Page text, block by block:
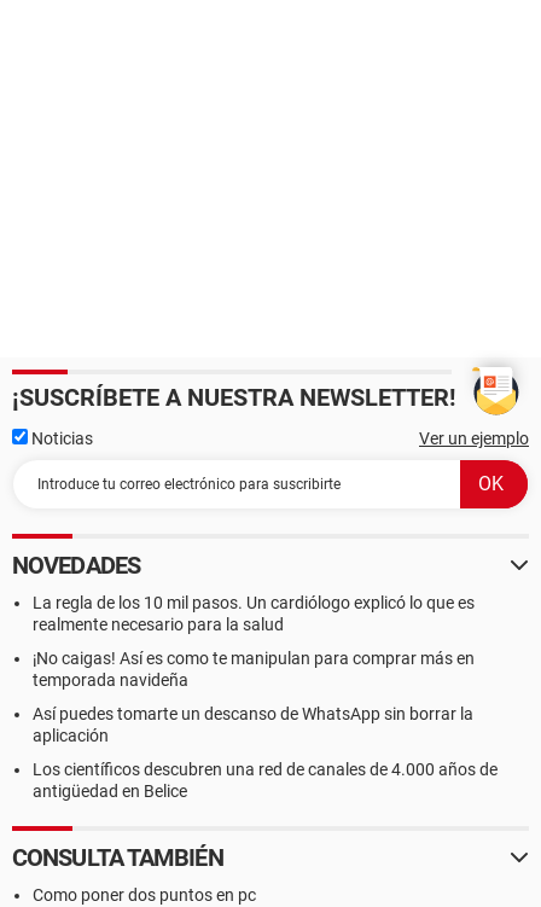
¡SUSCRÍBETE A NUESTRA NEWSLETTER!
Noticias Ver un ejemplo
NOVEDADES
La regla de los 10 mil pasos. Un cardiólogo explicó lo que es
realmente necesario para la salud
¡No caigas! Así es como te manipulan para comprar más en
temporada navideña
Así puedes tomarte un descanso de WhatsApp sin borrar la
aplicación
Los científicos descubren una red de canales de 4.000 años de
antigüedad en Belice
CONSULTA TAMBIÉN
Como poner dos puntos en pc